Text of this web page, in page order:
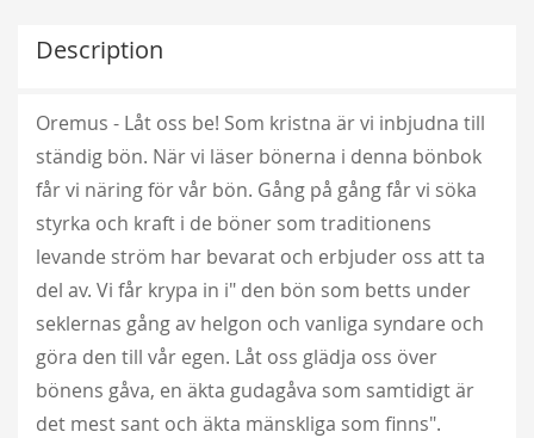
Description
Oremus - Låt oss be! Som kristna är vi inbjudna till
ständig bön. När vi läser bönerna i denna bönbok
får vi näring för vår bön. Gång på gång får vi söka
styrka och kraft i de böner som traditionens
levande ström har bevarat och erbjuder oss att ta
del av. Vi får krypa in i" den bön som betts under
seklernas gång av helgon och vanliga syndare och
göra den till vår egen. Låt oss glädja oss över
bönens gåva, en äkta gudagåva som samtidigt är
det mest sant och äkta mänskliga som finns".